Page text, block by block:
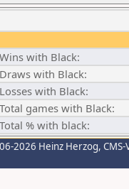
Wins with Black:
Draws with Black:
Losses with Black:
Total games with Black:
Total % with black:
2026 Heinz Herzog,